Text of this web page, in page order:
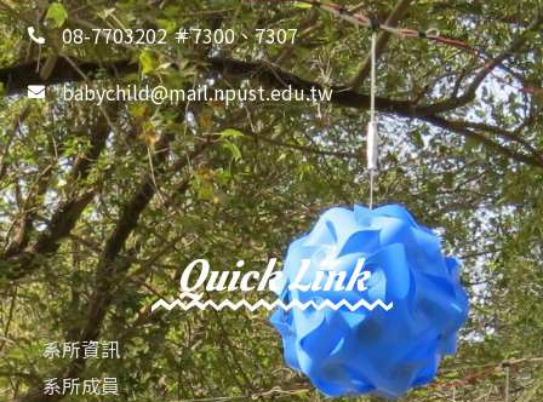
08-7703202 ＃7300、7307
babychild@mail.npust.edu.tw
Quick Link
系所資訊
系所成員